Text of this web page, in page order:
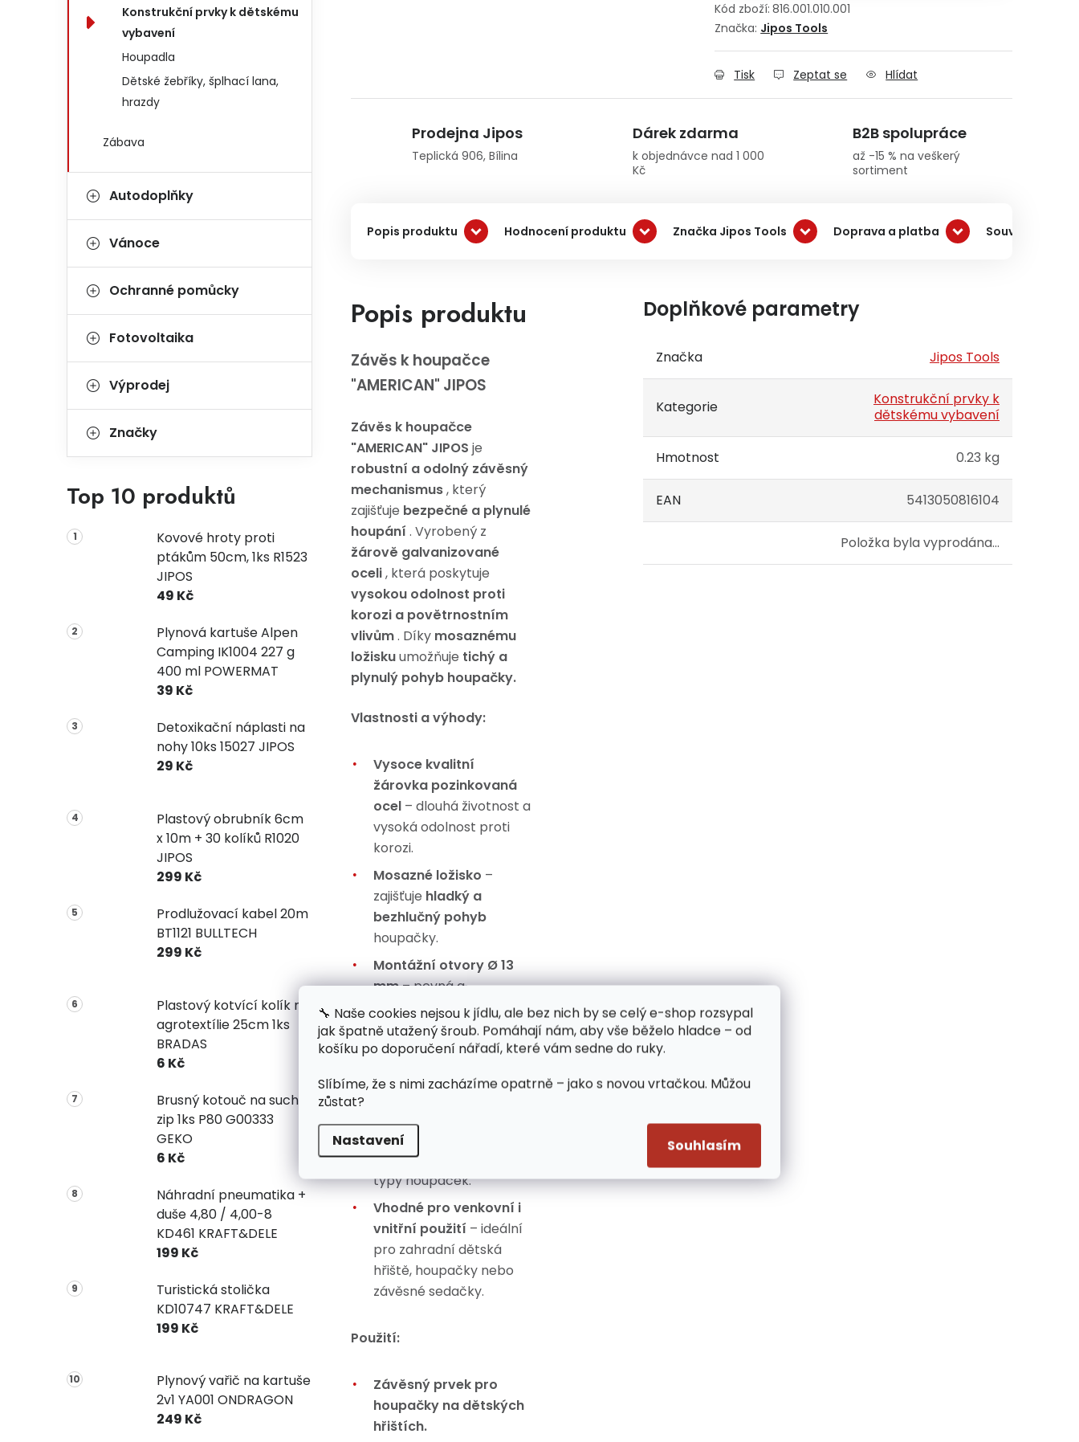
🔧 Naše cookies nejsou k jídlu, ale bez nich by se celý e-shop rozsypal
jak špatně utažený šroub. Pomáhají nám, aby vše běželo hladce – od
košíku po doporučení nářadí, které vám sedne do ruky.
Slíbíme, že s nimi zacházíme opatrně – jako s novou vrtačkou. Můžou
zůstat?
Nastavení Souhlasím
Konstrukční prvky k dětskému
vybavení
Houpadla
Dětské žebříky, šplhací lana,
hrazdy
Zábava
Autodoplňky
Vánoce
Ochranné pomůcky
Fotovoltaika
Výprodej
Značky
Top 10 produktů
Kovové hroty proti
ptákům 50cm, 1ks R1523
JIPOS
49 Kč
Plynová kartuše Alpen
Camping IK1004 227 g
400 ml POWERMAT
39 Kč
Detoxikační náplasti na
nohy 10ks 15027 JIPOS
29 Kč
Plastový obrubník 6cm
x 10m + 30 kolíků R1020
JIPOS
299 Kč
Prodlužovací kabel 20m
BT1121 BULLTECH
299 Kč
Plastový kotvící kolík na
agrotextílie 25cm 1ks
BRADAS
6 Kč
Brusný kotouč na suchý
zip 1ks P80 G00333
GEKO
6 Kč
Náhradní pneumatika +
duše 4,80 / 4,00-8
KD461 KRAFT&DELE
199 Kč
Turistická stolička
KD10747 KRAFT&DELE
199 Kč
Plynový vařič na kartuše
2v1 YA001 ONDRAGON
249 Kč
Kód zboží: 816.001.010.001
Značka: Jipos Tools
Tisk Zeptat se Hlídat
Prodejna Jipos
Teplická 906, Bílina
Dárek zdarma
k objednávce nad 1 000
Kč
B2B spolupráce
až -15 % na veškerý
sortiment
Popis produktu Hodnocení produktu Značka Jipos Tools Doprava a platba Související
Popis produktu
Závěs k houpačce
"AMERICAN" JIPOS
Závěs k houpačce
"AMERICAN" JIPOS je
robustní a odolný závěsný
mechanismus, který
zajišťuje bezpečné a plynulé
houpání . Vyrobený z
žárově galvanizované
oceli, která poskytuje
vysokou odolnost proti
korozi a povětrnostním
vlivům. Díky mosaznému
ložiskuumožňuje tichý a
plynulý pohyb houpačky.
Vlastnosti a výhody:
Vysoce kvalitní
žárovka pozinkovaná
ocel – dlouhá životnost a
vysoká odolnost proti
korozi.
Mosazné ložisko –
zajišťuje hladký a
bezhlučný pohyb
houpačky.
Montážní otvory Ø 13
mm– pevná a
bezpečná instalace na
dřevěné nebo kovové
konstrukce.
Univerzální uchycení–
otvor pro připevnění
mmumožňuje
kompatibilitu s různými
typy houpaček.
Vhodné pro venkovní i
vnitřní použití – ideální
pro zahradní dětská
hřiště, houpačky nebo
závěsné sedačky.
Použití:
Závěsný prvek pro
houpačky na dětských
hřištích.
Doplňkové parametry
Značka Jipos Tools
Kategorie
Konstrukční prvky k
dětskému vybavení
Hmotnost 0.23 kg
EAN 5413050816104
Položka byla vyprodána…